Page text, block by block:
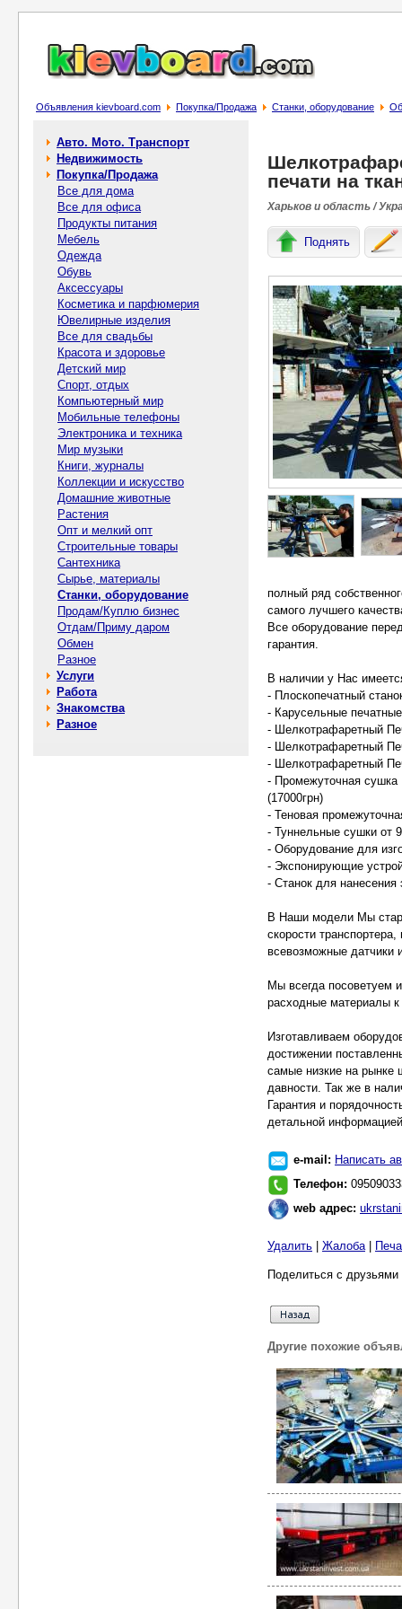
Объявления kievboard.com Покупка/Продажа Станки, оборудование
Авто. Мото. Транспорт
Недвижимость
Покупка/Продажа
Все для дома
Все для офиса
Продукты питания
Мебель
Одежда
Обувь
Аксессуары
Косметика и парфюмерия
Ювелирные изделия
Все для свадьбы
Красота и здоровье
Детский мир
Спорт, отдых
Компьютерный мир
Мобильные телефоны
Электроника и техника
Мир музыки
Книги, журналы
Коллекции и искусство
Домашние животные
Растения
Опт и мелкий опт
Строительные товары
Сантехника
Сырье, материалы
Станки, оборудование
Продам/Куплю бизнес
Отдам/Приму даром
Обмен
Разное
Услуги
Работа
Знакомства
Разное
печати на
Харьков и область /
Поднять
полный ряд
самого лучшего
Все оборудование
гарантия.
В наличии у Нас
- Плоскопечатный
- Карусельные
- Шелкотрафаретный
- Шелкотрафаретный
- Шелкотрафаретный
- Промежуточная сушка
(17000грн)
- Теновая
- Туннельные сушки от
- Оборудование для
- Экспонирующие
- Станок для
В Наши модели Мы
скорости
всевозможные датчики
Мы всегда посоветуем
расходные материалы
Изготавливаем
достижении
самые низкие на рынке
давности. Так же в
Гарантия и
детальной
e-mail: Написать
Телефон:
web адрес:
Удалить Жалоба|
Поделиться с
Другие похожие